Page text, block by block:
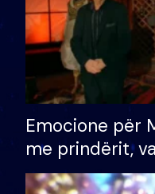
Emocione për
me prindërit,